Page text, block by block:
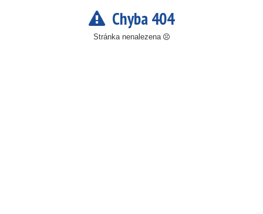
Chyba 404
Stránka nenalezena